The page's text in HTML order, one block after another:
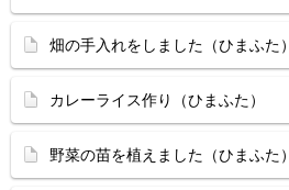
畑の手入れをしました（ひまふた）
カレーライス作り（ひまふた）
野菜の苗を植えました（ひまふた）